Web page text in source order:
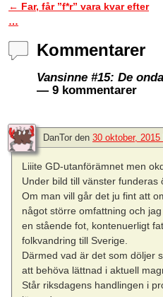
Inläggsnavigering
← Far, får ”f*r” vara kvar efter
…
Kommentarer
Vansinne #15: De
— 9 kommentarer
DanTor den 30 oktober,
Liiite GD-utanförämnet men
Under bild till vänster funderas
Om man vill går det ju fint att
något större omfattning och
en stående fot, kontenuerligt
folkvandring till Sverige.
Därmed vad är det som döljer
att behöva lättnad i aktuell
Står riksdagens handlingen i